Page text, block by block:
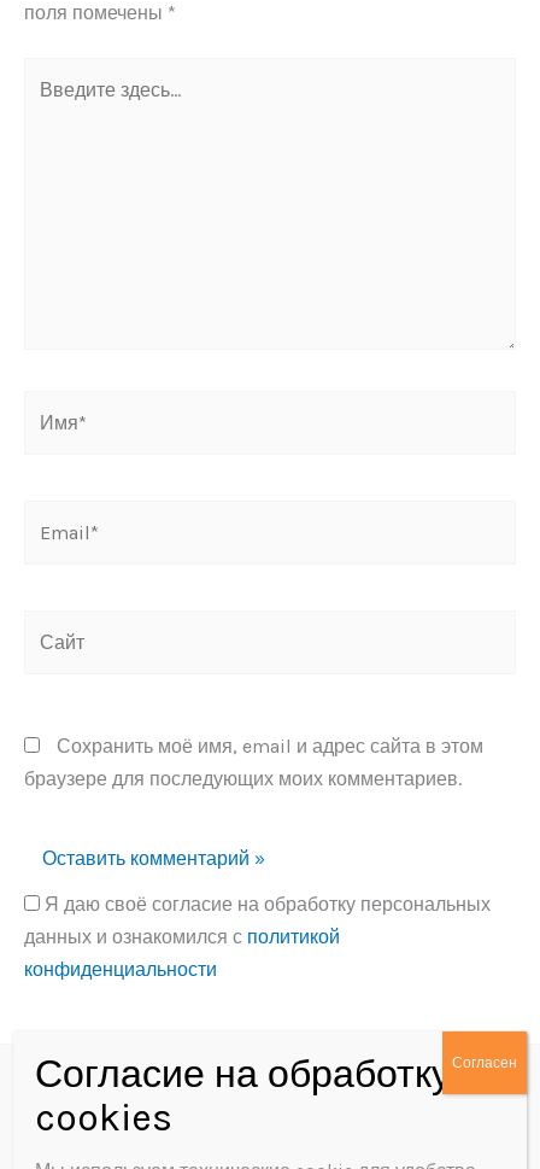
поля помечены *
здесь...
Сохранить моё имя, email и адрес сайта в этом
браузере для последующих моих комментариев.
Я даю своё согласие на обработку персональных
данных и ознакомился с политикой
конфиденциальности
Политика конфиденциальности